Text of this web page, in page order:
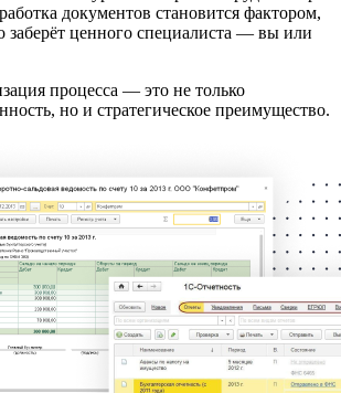
документов становится фактором,
ценного специалиста — вы или
процесса — это не только
но и стратегическое преимущество.